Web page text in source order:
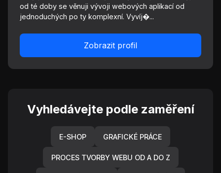
od té doby se věnuji vývoji webových aplikací od
jednoduchých po ty komplexní. Vyvíj�...
Zobrazit profil
Vyhledávejte podle zaměření
E-SHOP GRAFICKÉ PRÁCE
PROCES TVORBY WEBU OD A DO Z